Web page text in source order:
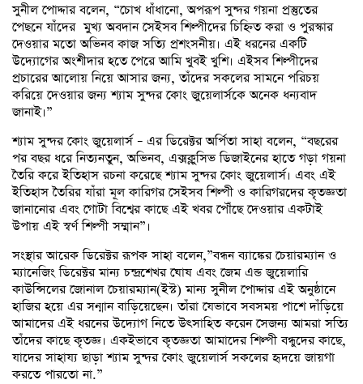
সুনীল পোদ্দার বলেন, “চোখ ধাঁধানো, অপরূপ সুন্দর গয়না প্রস্তুতের
পেছনে যাঁদের মুখ্য অবদান সেইসব শিল্পীদের চিহ্নিত করা ও পুরস্কার
দেওয়ার মতো অভিনব কাজ সত্যি প্রশংসনীয়। এই ধরনের একটি
উদ্যোগের অংশীদার হতে পেরে আমি খুবই খুশি। এইসব শিল্পীদের
প্রচারের আলোয় নিয়ে আসার জন্য, তাঁদের সকলের সামনে পরিচয়
করিয়ে দেওয়ার জন্য শ্যাম সুন্দর কোং জুয়েলার্সকে অনেক ধন্যবাদ
জানাই।”
শ্যাম সুন্দর কোং জুয়েলার্স – এর ডিরেক্টর অর্পিতা সাহা বলেন, “বছরের
পর বছর ধরে নিত্যনতুন, অভিনব, এক্সক্লুসিভ ডিজাইনের হাতে গড়া গয়না
তৈরি করে ইতিহাস রচনা করেছে শ্যাম সুন্দর কোং জুয়েলার্স। এবং এই
ইতিহাস তৈরির যাঁরা মূল কারিগর সেইসব শিল্পী ও কারিগরদের কৃতজ্ঞতা
জানানোর এবং গোটা বিশ্বের কাছে এই খবর পৌঁছে দেওয়ার একটাই
উপায় এই স্বর্ণ শিল্পী সম্মান”।
সংস্থার আরেক ডিরেক্টর রূপক সাহা বলেন,”বন্ধন ব্যাঙ্কের চেয়ারম্যান ও
ম্যানেজিং ডিরেক্টর মান্য চন্দ্রশেখর ঘোষ এবং জেম এন্ড জুয়েলারি
কাউন্সিলের জোনাল চেয়ারম্যান(ইস্ট) মান্য সুনীল পোদ্দার এই অনুষ্ঠানে
হাজির হয়ে এর সন্মান বাড়িয়েছেন। তাঁরা যেভাবে সবসময় পাশে দাঁড়িয়ে
আমাদের এই ধরনের উদ্যোগ নিতে উৎসাহিত করেন সেজন্য আমরা সত্যি
তাঁদের কাছে কৃতজ্ঞ। একইভাবে কৃতজ্ঞতা আমাদের শিল্পী বন্ধুদের কাছে,
যাদের সাহায্য ছাড়া শ্যাম সুন্দর কোং জুয়েলার্স সকলের হৃদয়ে জায়গা
করতে পারতো না.”